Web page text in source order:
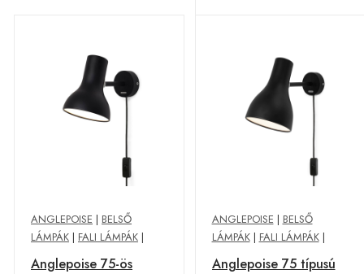
ANGLEPOISE | BELSŐ
LÁMPÁK | FALI LÁMPÁK |
Anglepoise 75-ös
ANGLEPOISE | BELSŐ
LÁMPÁK| FALI LÁMPÁK|
Anglepoise 75 típusú